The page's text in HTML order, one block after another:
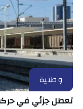
وطنية
تعطل جزئي في